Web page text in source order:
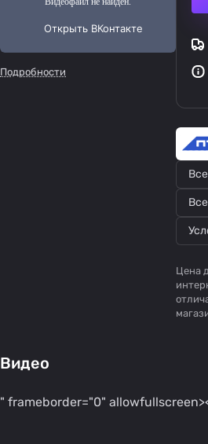
Подробности
Цена
Видео
" frameborder="0"